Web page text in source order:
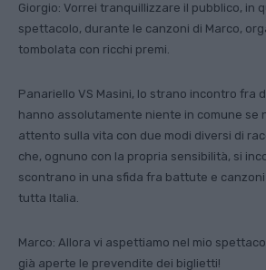
Giorgio: Vorrei tranquillizzare il pubblico, in
spettacolo, durante le canzoni di Marco,
tombolata con ricchi premi.
Panariello VS Masini, lo strano incontro fra
hanno assolutamente niente in comune se
attento sulla vita con due modi diversi di
che, ognuno con la propria sensibilità, si
scontrano in una sfida fra battute e
tutta Italia.
Marco: Allora vi aspettiamo nel mio
già aperte le prevendite dei biglietti!